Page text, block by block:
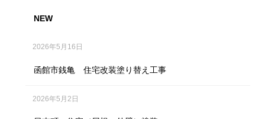
NEW
2026年5月16日
函館市銭亀 住宅改装塗り替え工事
2026年5月2日